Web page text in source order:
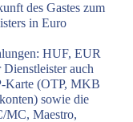
des Gastes zum
in Euro
HUF, EUR
auch
Karte (OTP, MKB
sowie die
MC, Maestro,